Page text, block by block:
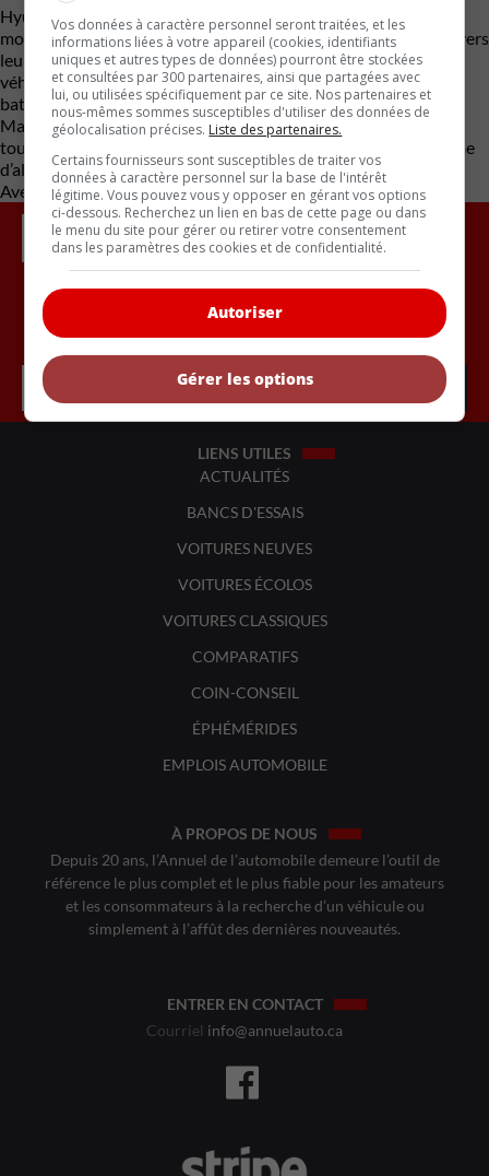
Hyundai a développé un capteur radar pouvant « mesurer les
mouvements de poitrine et le flux sanguin des passagers à travers
leurs vêtements ». Ce système n’est pas encore offert dans ses
véhicules. On développer aussi un système qui va détecter les
battements de cœur et le CO2. L’Alliance of Automobile
Manufacturers et l’Association of Global Automakers, se sont
toutes deux engagées à équiper tous leurs véhicules du système
d’alerte de passager arrière d’ici 2025.
Avec des renseignements de Kelley Blue Book
Inscrivez vous à l'infolettre.
LIENS UTILES
ACTUALITÉS
BANCS D'ESSAIS
VOITURES NEUVES
VOITURES ÉCOLOS
VOITURES CLASSIQUES
COMPARATIFS
COIN-CONSEIL
ÉPHÉMÉRIDES
EMPLOIS AUTOMOBILE
À PROPOS DE NOUS
Depuis 20 ans, l’Annuel de l’automobile demeure l’outil de
référence le plus complet et le plus fiable pour les amateurs
et les consommateurs à la recherche d’un véhicule ou
simplement à l’affût des dernières nouveautés.
ENTRER EN CONTACT
Courriel info@annuelauto.ca
Vos données à caractère personnel seront traitées, et les
informations liées à votre appareil (cookies, identifiants
uniques et autres types de données) pourront être stockées
et consultées par 300 partenaires, ainsi que partagées avec
lui, ou utilisées spécifiquement par ce site. Nos partenaires et
nous-mêmes sommes susceptibles d'utiliser des données de
géolocalisation précises. Liste des partenaires.
Certains fournisseurs sont susceptibles de traiter vos
données à caractère personnel sur la base de l'intérêt
légitime. Vous pouvez vous y opposer en gérant vos options
ci-dessous. Recherchez un lien en bas de cette page ou dans
le menu du site pour gérer ou retirer votre consentement
dans les paramètres des cookies et de confidentialité.
Autoriser
Gérer les options